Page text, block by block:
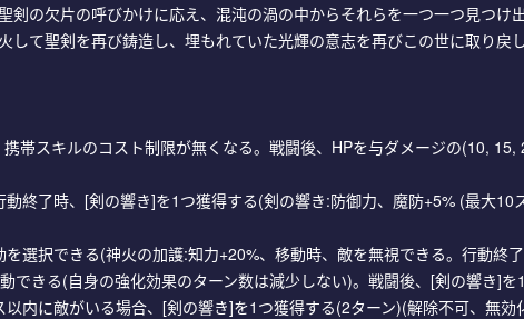
剣の欠片の呼びかけに応え、混沌の渦の中からそれらを一つ一つ見つけ
して聖剣を再び鋳造し、埋もれていた光輝の意志を再びこの世に取り戻
帯スキルのコスト制限が無くなる。戦闘後、HPを与ダメージの(10, 15,
終了時、[剣の響き]を1つ獲得する(剣の響き:防御力、魔防+5% (最大10
選択できる(神火の加護:知力+20%、移動時、敵を無視できる。行動終了
できる(自身の強化効果のターン数は減少しない)。戦闘後、[剣の響き]を
内に敵がいる場合、[剣の響き]を1つ獲得する(2ターン)(解除不可、無効